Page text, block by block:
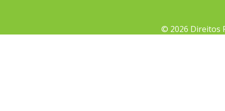
© 2026 Direitos